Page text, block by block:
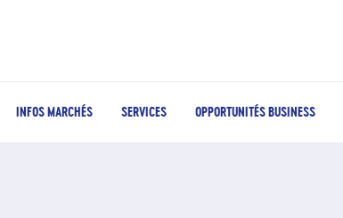
INFOS MARCHÉS SERVICES OPPORTUNITÉS BUSINESS